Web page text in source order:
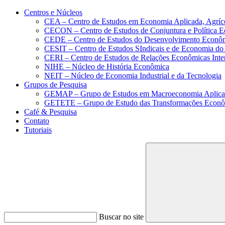
Conteúdo principal Menu principal
Centros e Núcleos
CEA – Centro de Estudos em Economia Aplicada,
CECON – Centro de Estudos de Conjuntura e Política
CEDE – Centro de Estudos do Desenvolvimento
CESIT – Centro de Estudos SIndicais e de Economia
CERI – Centro de Estudos de Relações Econômicas
NIHE – Núcleo de História Econômica
NEIT – Núcleo de Economia Industrial e da Tecnologia
Grupos de Pesquisa
GEMAP – Grupo de Estudos em Macroeconomia
GETETE – Grupo de Estudo das Transformações
Café & Pesquisa
Contato
Tutoriais
Buscar no site